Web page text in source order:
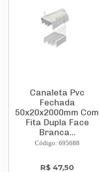
Canaleta Pvc
Fechada
50x20x2000mm Com
Fita Dupla Face
Branca...
Código: 695688
R$ 47,50